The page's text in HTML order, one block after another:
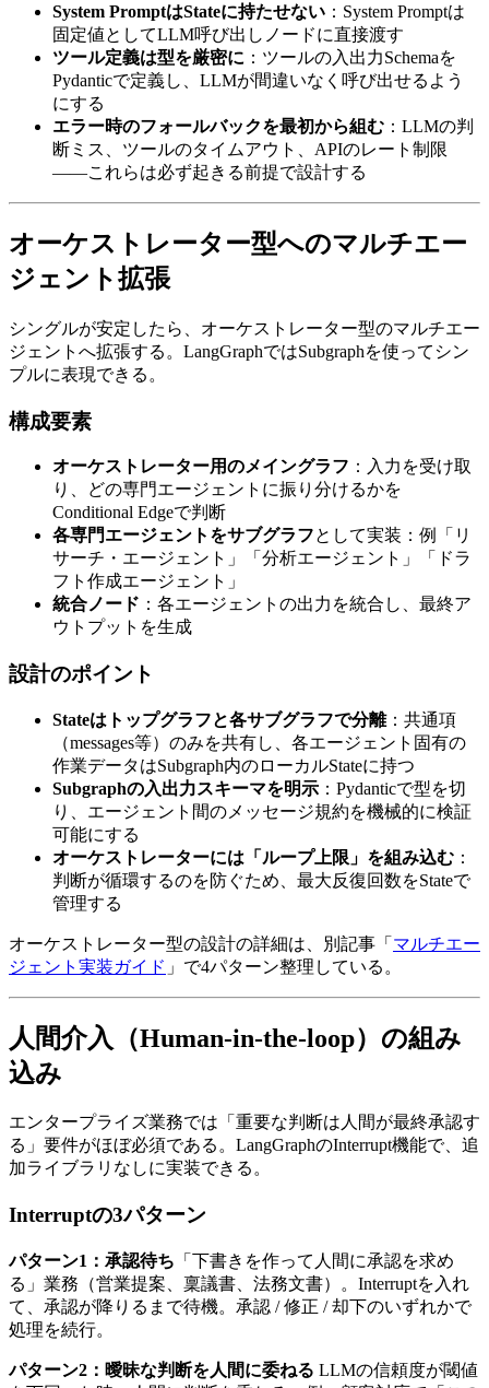
System PromptはStateに持たせない ：System Promptは​
固定値と​して​LLM呼び出しノードに​直接渡す
ツール定義は型を厳密に ：ツールの​入出力Schemaを​
Pydanticで​定義し、​LLMが​間違いなく​呼び出せるよう
に​する
エラー時のフォールバックを最初から組む ：LLMの​判
断ミス、​ツールの​タイムアウト、​APIの​レート制限
――これらは​必ず​起きる​前提で​設計する
オーケストレーター型への​​マルチエー
ジェント拡張
シングルが​安定したら、​オーケストレーター型の​マルチエー
ジェントへ​拡張する。​LangGraphでは​Subgraphを​使って​シン
プルに​表現できる。
構成要素
オーケストレーター用のメイングラフ ：入力を​受け取
り、​どの​専門エージェントに​振り分けるかを​
Conditional Edgeで​判断
各専門エージェントをサブグラフと​して​実装：例​「リ
サーチ・エージェント」​「分析エージェント」​「ドラ
フト作成エージェント」
統合ノード ：各エージェントの​出力を​統合し、​最終ア
ウトプットを​生成
設計の​ポイント
Stateはトップグラフと各サブグラフで分離：共通項​
（messages等）​のみを​共有し、​各エージェント固有の​
作業データは​Subgraph内の​ローカルStateに​持つ
Subgraphの入出力スキーマを明示 ：Pydanticで​型を​切
り、​エージェント間の​メッセージ規約を​機械的に​検証
可能に​する
オーケストレーターには「ループ上限」を組み込む ：
判断が​循環するのを​防ぐ​ため、​最大反復回数を​Stateで​
管理する
オーケストレーター型の​設計の​詳細は、​別記事​「 マルチエー
ジェント実装ガイド 」で​4パターン整理している。
人間介入​（Human-in-the-loop）の​​組み
込み
エンタープライズ業務では​「重要な​判断は​人間が​最終承認す
る」​要件が​ほぼ必須である。​LangGraphの​Interrupt機能で、​追
加ライブラリなしに​実装できる。
Interruptの​​3パターン
パターン1：承認待ち ​「下書きを​作って​人間に​承認を​求め
る」業務​（営業提案、​稟議書、​法務文書）。​Interruptを​入れ
て、​承認が​降りるまで​待機。​承認 / 修正 / 却下の​いずれかで​
処理を​続行。
パターン2：曖昧な判断を人間に委ねる LLMの​信頼度が​閾値